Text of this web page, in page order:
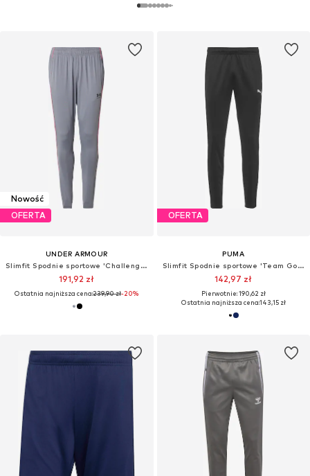
Nowość
OFERTA
UNDER ARMOUR
Slimfit Spodnie sportowe 'Challenger'
191,92 zł
Ostatnia najniższa cena:239,90 zł-20%
OFERTA
PUMA
Slimfit Spodnie sportowe 'Team Goal'
142,97 zł
Pierwotnie: 190,62 zł
Ostatnia najniższa cena:143,15 zł